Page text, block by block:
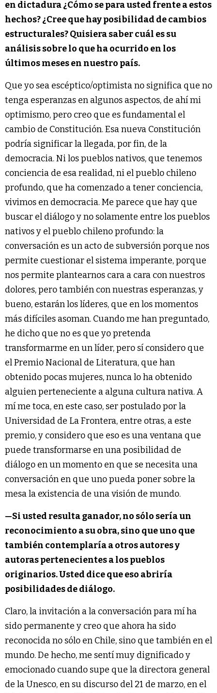
en dictadura ¿Cómo se para usted frente a estos
hechos? ¿Cree que hay posibilidad de cambios
estructurales? Quisiera saber cuál es su
análisis sobre lo que ha ocurrido en los
últimos meses en nuestro país.
Que yo sea escéptico/optimista no significa que no
tenga esperanzas en algunos aspectos, de ahí mi
optimismo, pero creo que es fundamental el
cambio de Constitución. Esa nueva Constitución
podría significar la llegada, por fin, de la
democracia. Ni los pueblos nativos, que tenemos
conciencia de esa realidad, ni el pueblo chileno
profundo, que ha comenzado a tener conciencia,
vivimos en democracia. Me parece que hay que
buscar el diálogo y no solamente entre los pueblos
nativos y el pueblo chileno profundo: la
conversación es un acto de subversión porque nos
permite cuestionar el sistema imperante, porque
nos permite plantearnos cara a cara con nuestros
dolores, pero también con nuestras esperanzas, y
bueno, estarán los líderes, que en los momentos
más difíciles asoman. Cuando me han preguntado,
he dicho que no es que yo pretenda
transformarme en un líder, pero sí considero que
el Premio Nacional de Literatura, que han
obtenido pocas mujeres, nunca lo ha obtenido
alguien perteneciente a alguna cultura nativa. A
mí me toca, en este caso, ser postulado por la
Universidad de La Frontera, entre otras, a este
premio, y considero que eso es una ventana que
puede transformarse en una posibilidad de
diálogo en un momento en que se necesita una
conversación en que uno pueda poner sobre la
mesa la existencia de una visión de mundo.
—Si usted resulta ganador, no sólo sería un
reconocimiento a su obra, sino que uno que
también contemplaría a otros autores y
autoras pertenecientes a los pueblos
originarios. Usted dice que eso abriría
posibilidades de diálogo.
Claro, la invitación a la conversación para mí ha
sido permanente y creo que ahora ha sido
reconocida no sólo en Chile, sino que también en el
mundo. De hecho, me sentí muy dignificado y
emocionado cuando supe que la directora general
de la Unesco, en su discurso del 21 de marzo, en el